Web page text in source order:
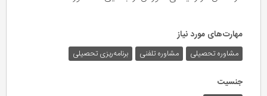
مهارت‌های مورد نیاز
مشاوره تحصیلی مشاوره تلفنی برنامه‌ریزی تحصیلی
جنسیت